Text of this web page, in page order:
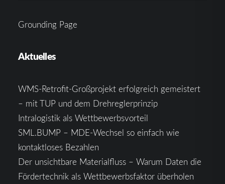
Grounding Page
Aktuelles
WMS-Retrofit-Großprojekt erfolgreich gemeistert
– mit TUP und dem Drehreglerprinzip
Intralogistik als Wettbewerbsvorteil
SML.BUMP – MDE-Wechsel so einfach wie
kontaktloses Bezahlen
Der unsichtbare Materialfluss – Warum Daten die
Fördertechnik als Wettbewerbsfaktor überholen